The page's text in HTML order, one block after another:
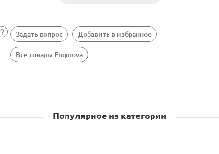
Задать вопрос Добавить в избранное
Все товары Enginova
Популярное из категории